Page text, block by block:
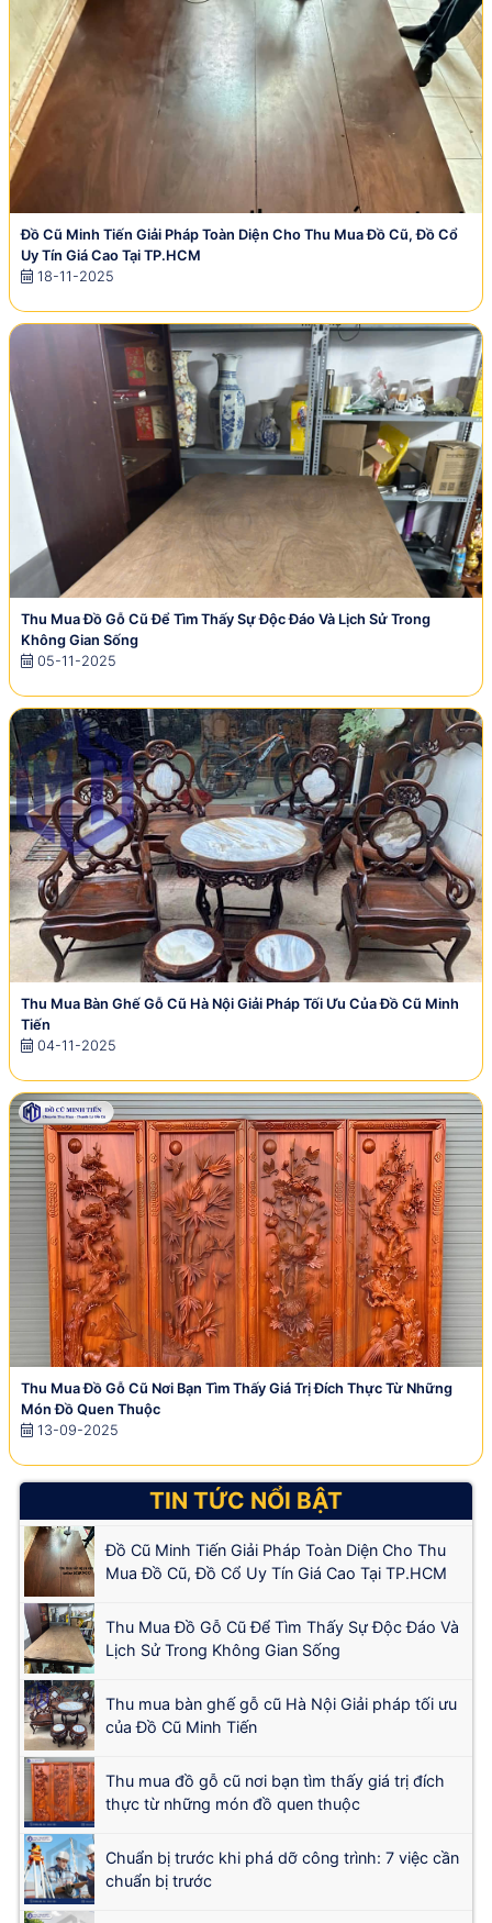
Đồ Cũ Minh Tiến Giải Pháp Toàn Diện Cho Thu Mua Đồ Cũ, Đồ Cổ
Uy Tín Giá Cao Tại TP.HCM
18-11-2025
Thu Mua Đồ Gỗ Cũ Để Tìm Thấy Sự Độc Đáo Và Lịch Sử Trong
Không Gian Sống
05-11-2025
Thu Mua Bàn Ghế Gỗ Cũ Hà Nội Giải Pháp Tối Ưu Của Đồ Cũ Minh
Tiến
04-11-2025
Thu Mua Đồ Gỗ Cũ Nơi Bạn Tìm Thấy Giá Trị Đích Thực Từ Những
Món Đồ Quen Thuộc
13-09-2025
TIN TỨC NỔI BẬT
Đồ Cũ Minh Tiến Giải Pháp Toàn Diện Cho Thu
Mua Đồ Cũ, Đồ Cổ Uy Tín Giá Cao Tại TP.HCM
Thu Mua Đồ Gỗ Cũ Để Tìm Thấy Sự Độc Đáo Và
Lịch Sử Trong Không Gian Sống
Thu mua bàn ghế gỗ cũ Hà Nội Giải pháp tối ưu
của Đồ Cũ Minh Tiến
Thu mua đồ gỗ cũ nơi bạn tìm thấy giá trị đích
thực từ những món đồ quen thuộc
Chuẩn bị trước khi phá dỡ công trình: 7 việc cần
chuẩn bị trước